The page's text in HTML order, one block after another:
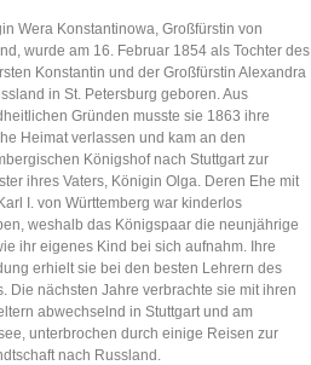
Wera Konstantinowa, Großfürstin von
wurde am 16. Februar 1854 als Tochter des
Konstantin und der Großfürstin Alexandra
in St. Petersburg geboren. Aus
Gründen musste sie 1863 ihre
Heimat verlassen und kam an den
Königshof nach Stuttgart zur
ihres Vaters, Königin Olga. Deren Ehe mit
I. von Württemberg war kinderlos
weshalb das Königspaar die neunjährige
ihr eigenes Kind bei sich aufnahm. Ihre
erhielt sie bei den besten Lehrern des
Die nächsten Jahre verbrachte sie mit ihren
abwechselnd in Stuttgart und am
unterbrochen durch einige Reisen zur
nach Russland.